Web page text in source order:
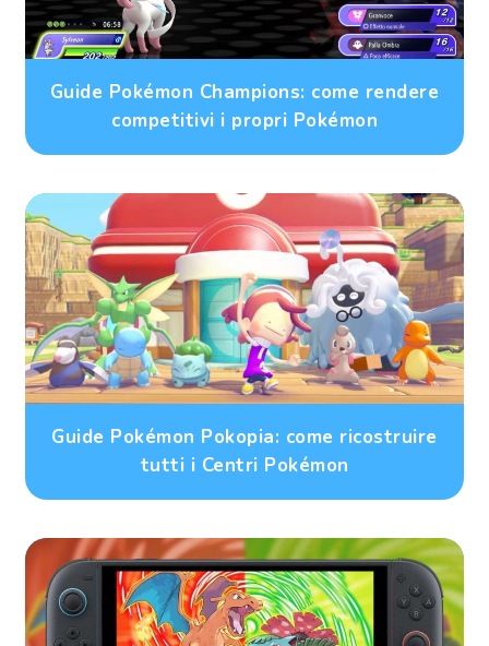
Guide Pokémon Champions: come rendere
competitivi i propri Pokémon
Guide Pokémon Pokopia: come ricostruire
tutti i Centri Pokémon